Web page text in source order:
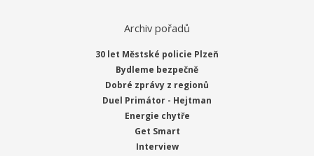
Archiv pořadů
30 let Městské policie Plzeň
Bydleme bezpečně
Dobré zprávy z regionů
Duel Primátor - Hejtman
Energie chytře
Get Smart
Interview